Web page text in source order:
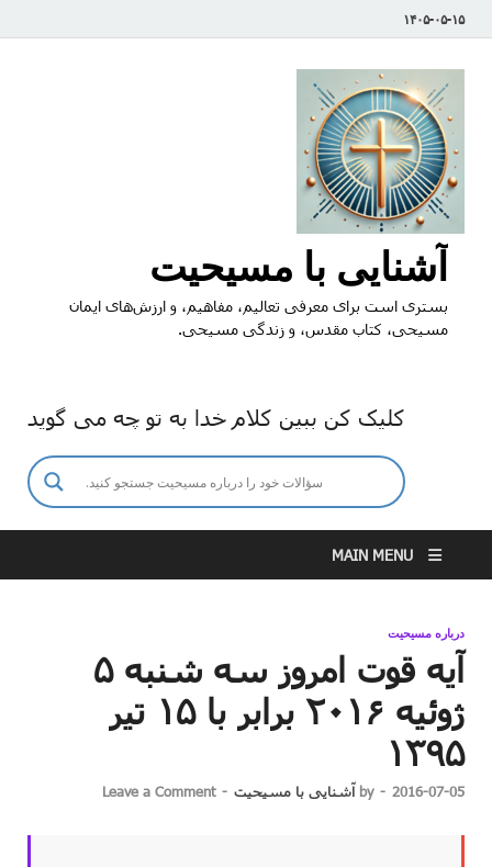
۱۴۰۵-۰۵-۱۵
آشنایی با مسیحیت
بستری است برای معرفی تعالیم، مفاهیم، و ارزش‌های ایمان
مسیحی، کتاب مقدس، و زندگی مسیحی.
کلیک کن ببین کلام خدا به تو چه می گوید
MAIN MENU
درباره مسیحیت
آیه قوت امروز سه شنبه ۵
ژوئیه ۲۰۱۶ برابر با ۱۵ تیر
۱۳۹۵
2016-07-05
-
by آشنایی با مسیحیت -
Leave a Comment